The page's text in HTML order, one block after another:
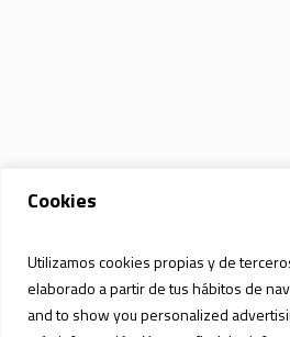
Cookies
Utilizamos cookies propias y de
elaborado a partir de tus hábitos de
and to show you personalized